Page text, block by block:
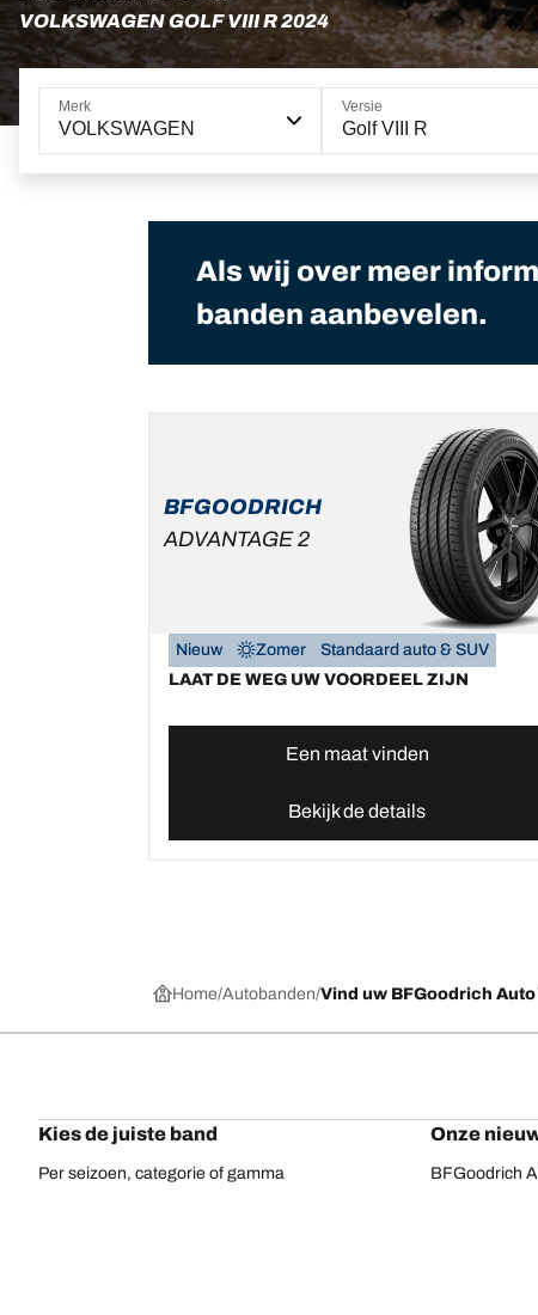
VOLKSWAGEN GOLF VIII R 2024
Merk
VOLKSWAGEN
Versie
Golf VIII R
Als wij over meer
banden aanbevelen.
BFGOODRICH
ADVANTAGE 2
Nieuw Zomer
Standaard auto & SUV
LAAT DE WEG UW VOORDEEL ZIJN
Een maat vinden
Bekijk de details
Home Autobanden Vind uw BFGoodrich
Kies de juiste band
Per seizoen, categorie of gamma
Onze
BFGoodrich